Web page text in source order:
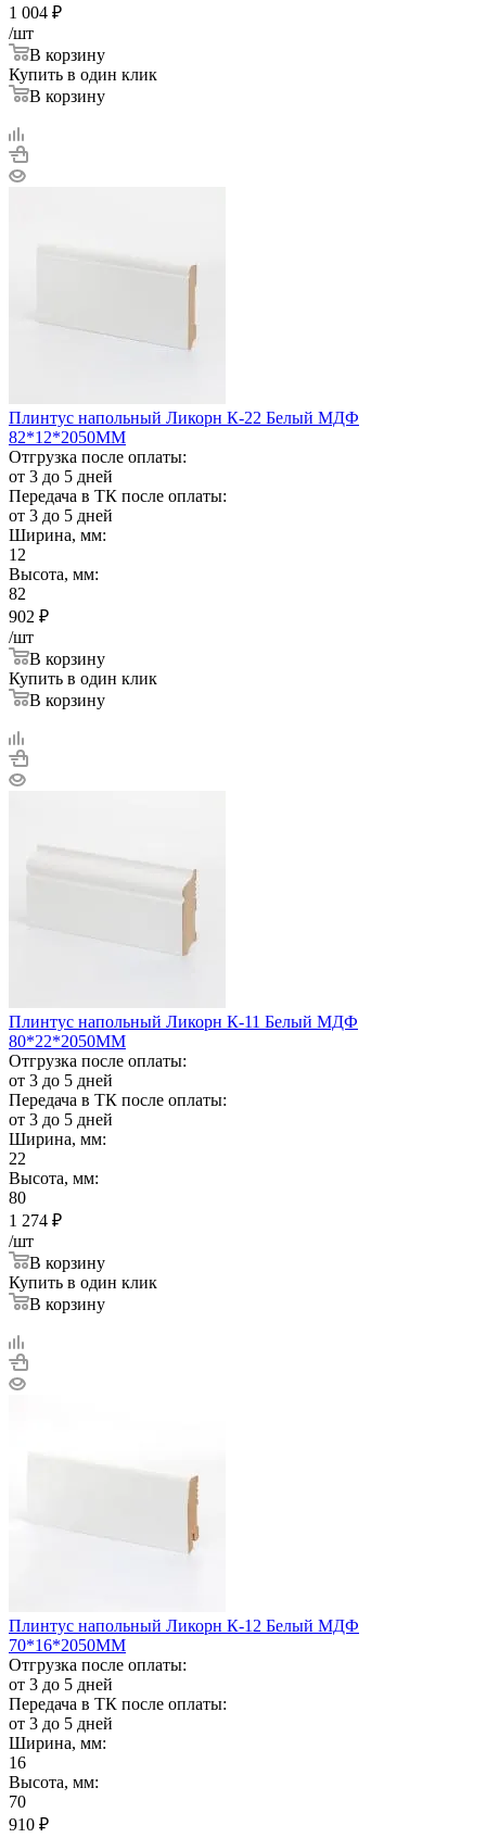
1 004 ₽
/шт
В корзину
Купить в один клик
В корзину
Плинтус напольный Ликорн К-22 Белый МДФ
82*12*2050ММ
Отгрузка после оплаты:
от 3 до 5 дней
Передача в ТК после оплаты:
от 3 до 5 дней
Ширина, мм:
12
Высота, мм:
82
902 ₽
/шт
В корзину
Купить в один клик
В корзину
Плинтус напольный Ликорн К-11 Белый МДФ
80*22*2050ММ
Отгрузка после оплаты:
от 3 до 5 дней
Передача в ТК после оплаты:
от 3 до 5 дней
Ширина, мм:
22
Высота, мм:
80
1 274 ₽
/шт
В корзину
Купить в один клик
В корзину
Плинтус напольный Ликорн К-12 Белый МДФ
70*16*2050ММ
Отгрузка после оплаты:
от 3 до 5 дней
Передача в ТК после оплаты:
от 3 до 5 дней
Ширина, мм:
16
Высота, мм:
70
910 ₽